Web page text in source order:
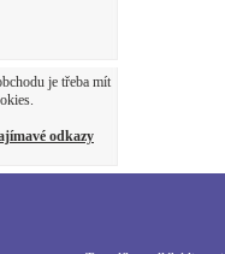
je třeba mít
odkazy